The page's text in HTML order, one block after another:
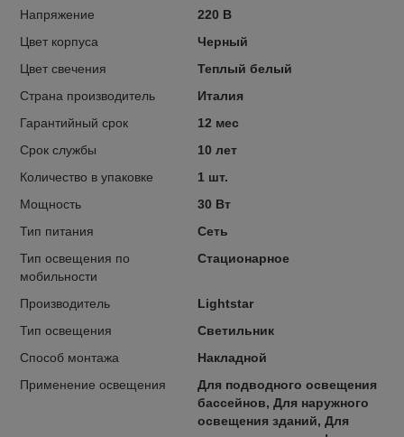
Напряжение
220 В
Цвет корпуса
Черный
Цвет свечения
Теплый белый
Страна производитель
Италия
Гарантийный срок
12 мес
Срок службы
10 лет
Количество в упаковке
1 шт.
Мощность
30 Вт
Тип питания
Сеть
Тип освещения по
мобильности
Стационарное
Производитель
Lightstar
Тип освещения
Светильник
Способ монтажа
Накладной
Применение освещения
Для подводного освещения
бассейнов, Для наружного
освещения зданий, Для